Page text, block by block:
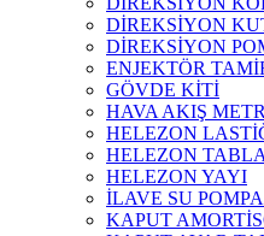
DİREKSİYON
DİREKSİYON
ENJEKTÖR
GÖVDE KİTİ
HAVA AKIŞ
HELEZON
HELEZON
HELEZON YAYI
İLAVE SU
KAPUT